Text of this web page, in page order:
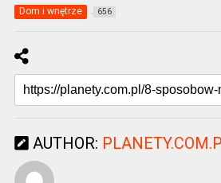
Dom i wnętrze 656
AUTHOR: